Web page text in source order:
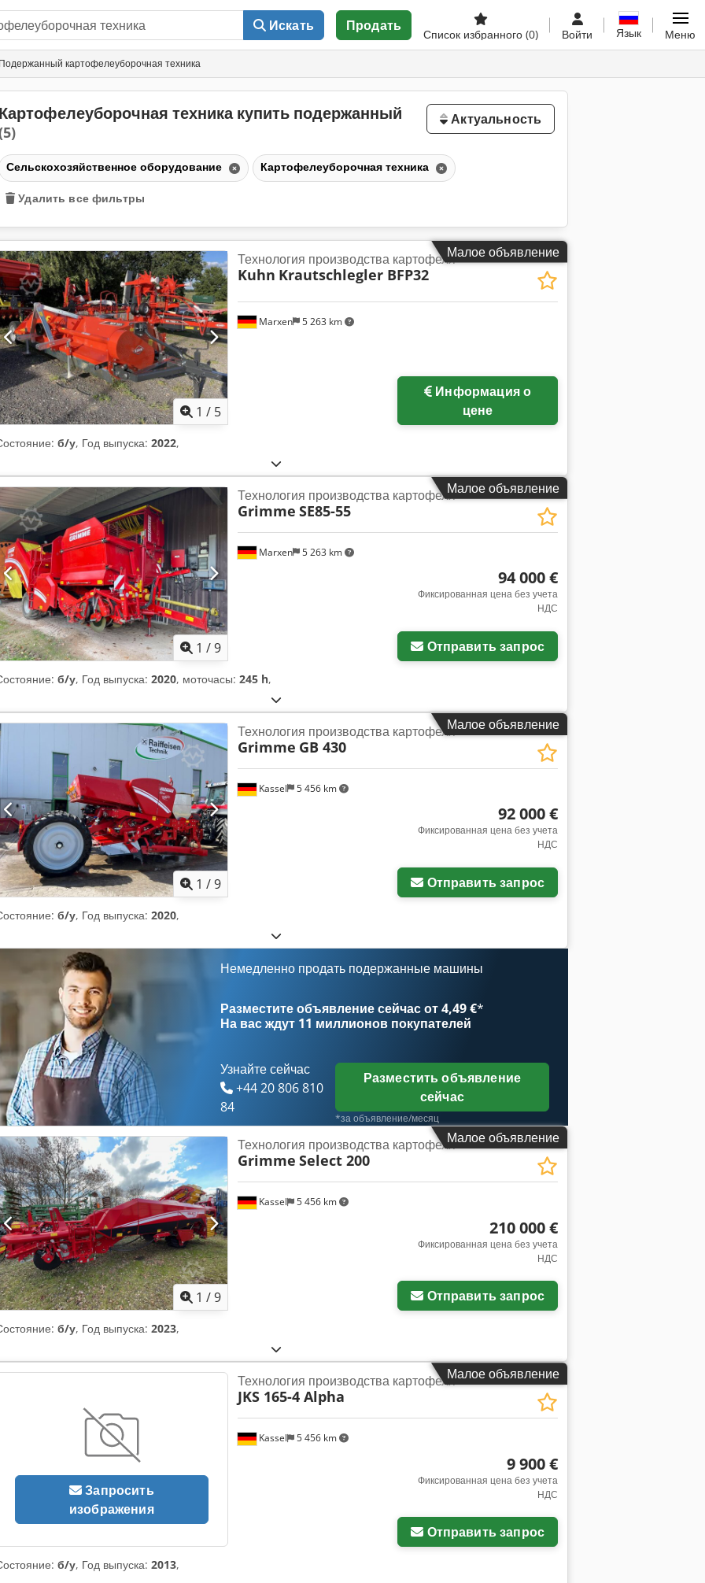
Искать Продать
Список избранного (0) Войти Язык Меню
Подержанный картофелеуборочная техника
Картофелеуборочная техника купить подержанный Актуальность
Сельскохозяйственное оборудование Картофелеуборочная техника
Удалить все фильтры
Малое объявление
1 / 5
Marxen 5 263 km
Технология производства картофеля
Kuhn Krautschlegler BFP32
цене
б/у, Год выпуска: 2022,
Малое объявление
1 /9
Marxen 5 263 km
Технология производства картофеля
Grimme SE85-55
94 000 €
Фиксированная цена без учета
НДС
Отправить запрос
б/у, Год выпуска: 2020, моточасы: 245 h,
Малое объявление
1 /9
Kassel 5 456 km
Технология производства картофеля
Grimme GB 430
92 000 €
Фиксированная цена без учета
НДС
Отправить запрос
б/у, Год выпуска: 2020,
Немедленно продать подержанные машины
Разместите объявление сейчас от 4,49 €*
На вас ждут 11 миллионов покупателей
Узнайте сейчас
+44 20 806 810
84
Разместить объявление
сейчас
*за объявление/месяц
Малое объявление
1 /9
Kassel 5 456 km
Технология производства картофеля
Grimme Select 200
210 000 €
Фиксированная цена без учета
НДС
Отправить запрос
б/у, Год выпуска: 2023,
Малое объявление
Запросить
изображения
Kassel 5 456 km
Технология производства картофеля
JKS 165-4 Alpha
9 900 €
Фиксированная цена без учета
НДС
Отправить запрос
б/у, Год выпуска: 2013,